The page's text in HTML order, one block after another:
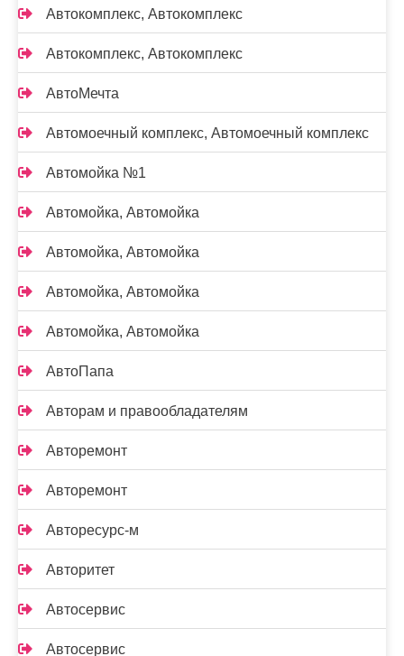
Автокомплекс, Автокомплекс
Автокомплекс, Автокомплекс
АвтоМечта
Автомоечный комплекс, Автомоечный комплекс
Автомойка №1
Автомойка, Автомойка
Автомойка, Автомойка
Автомойка, Автомойка
Автомойка, Автомойка
АвтоПапа
Авторам и правообладателям
Авторемонт
Авторемонт
Авторесурс-м
Авторитет
Автосервис
Автосервис